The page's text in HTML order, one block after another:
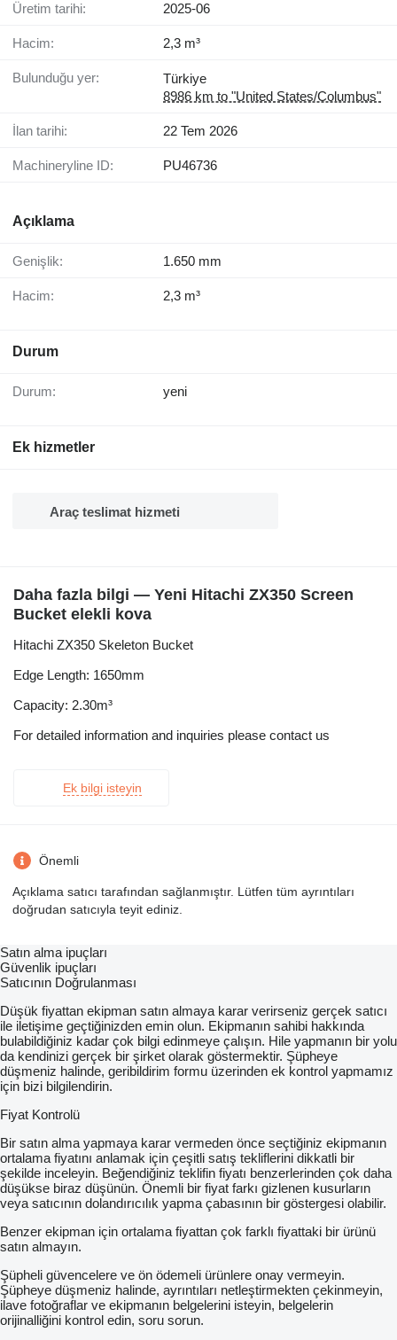
Üretim tarihi: 2025-06
Hacim: 2,3 m³
Bulunduğu yer:
Türkiye
8986 km to "United States/Columbus"
İlan tarihi: 22 Tem 2026
Machineryline ID: PU46736
Açıklama
Genişlik: 1.650 mm
Hacim: 2,3 m³
Durum
Durum: yeni
Ek hizmetler
Araç teslimat hizmeti
Daha fazla bilgi — Yeni Hitachi ZX350 Screen
Bucket elekli kova
Hitachi ZX350 Skeleton Bucket
Edge Length: 1650mm
Capacity: 2.30m³
For detailed information and inquiries please contact us
Ek bilgi isteyin
Önemli
Açıklama satıcı tarafından sağlanmıştır. Lütfen tüm ayrıntıları
doğrudan satıcıyla teyit ediniz.
Satın alma ipuçları
Güvenlik ipuçları
Satıcının Doğrulanması
Düşük fiyattan ekipman satın almaya karar verirseniz gerçek satıcı
ile iletişime geçtiğinizden emin olun. Ekipmanın sahibi hakkında
bulabildiğiniz kadar çok bilgi edinmeye çalışın. Hile yapmanın bir yolu
da kendinizi gerçek bir şirket olarak göstermektir. Şüpheye
düşmeniz halinde, geribildirim formu üzerinden ek kontrol yapmamız
için bizi bilgilendirin.
Fiyat Kontrolü
Bir satın alma yapmaya karar vermeden önce seçtiğiniz ekipmanın
ortalama fiyatını anlamak için çeşitli satış tekliflerini dikkatli bir
şekilde inceleyin. Beğendiğiniz teklifin fiyatı benzerlerinden çok daha
düşükse biraz düşünün. Önemli bir fiyat farkı gizlenen kusurların
veya satıcının dolandırıcılık yapma çabasının bir göstergesi olabilir.
Benzer ekipman için ortalama fiyattan çok farklı fiyattaki bir ürünü
satın almayın.
Şüpheli güvencelere ve ön ödemeli ürünlere onay vermeyin.
Şüpheye düşmeniz halinde, ayrıntıları netleştirmekten çekinmeyin,
ilave fotoğraflar ve ekipmanın belgelerini isteyin, belgelerin
orijinalliğini kontrol edin, soru sorun.